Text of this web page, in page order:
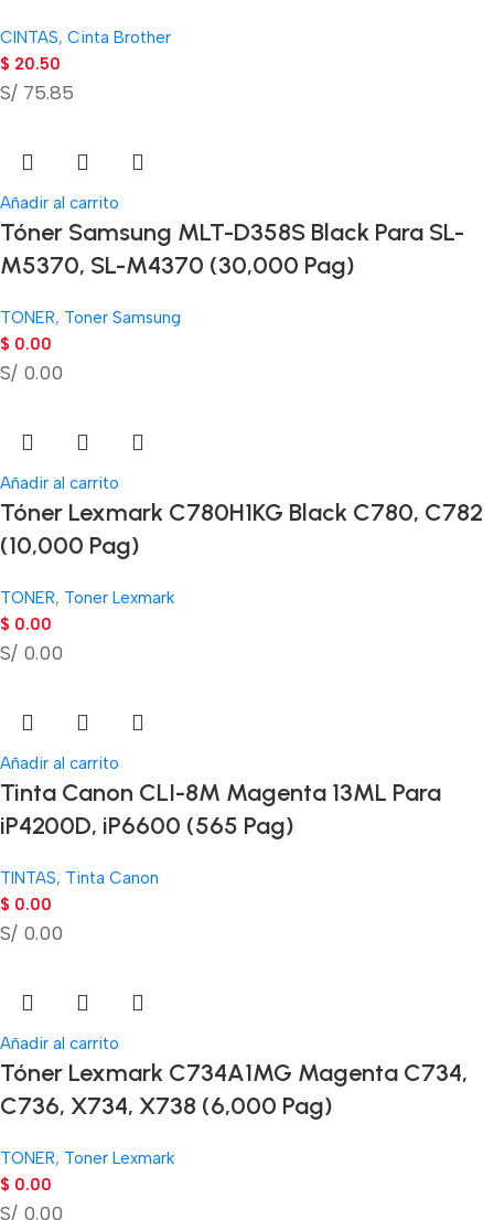
CINTAS, Cinta Brother
$ 20.50
S/ 75.85
Añadir al carrito
Tóner Samsung MLT-D358S Black Para SL-
M5370, SL-M4370 (30,000 Pag)
TONER, Toner Samsung
$ 0.00
S/ 0.00
Añadir al carrito
Tóner Lexmark C780H1KG Black C780, C782
(10,000 Pag)
TONER, Toner Lexmark
$ 0.00
S/ 0.00
Añadir al carrito
Tinta Canon CLI-8M Magenta 13ML Para
iP4200D, iP6600 (565 Pag)
TINTAS, Tinta Canon
$ 0.00
S/ 0.00
Añadir al carrito
Tóner Lexmark C734A1MG Magenta C734,
C736, X734, X738 (6,000 Pag)
TONER, Toner Lexmark
$ 0.00
S/ 0.00